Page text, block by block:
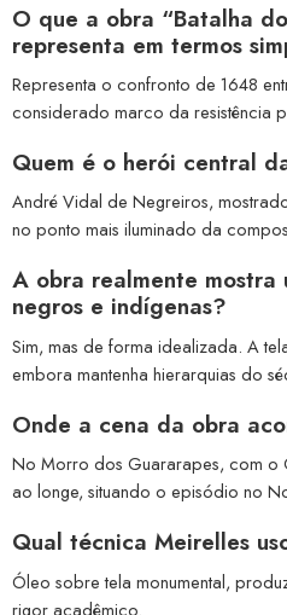
O que a obra “Batalha
representa em termos
Representa o confronto de 1648
considerado marco da resistência
Quem é o herói central
André Vidal de Negreiros,
no ponto mais iluminado da
A obra realmente mostra
negros e indígenas?
Sim, mas de forma idealizada. A
embora mantenha hierarquias do
Onde a cena da obra
No Morro dos Guararapes, com o
ao longe, situando o episódio no
Qual técnica Meirelles
Óleo sobre tela monumental,
rigor acadêmico.